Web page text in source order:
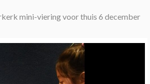
mini-viering voor thuis 6 december